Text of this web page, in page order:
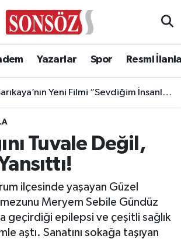
Yazarlar Spor Resmi
Yeni Filmi “Sevdiğim İnsanlar”a Dünyaca Ünlü Oyuncu
Tuvale Değil,
ilçesinde yaşayan Güzel
Meryem Sebile Gündüz
geçirdiği epilepsi ve çeşitli sağlık
aştı. Sanatını sokağa taşıyan
Eczaneler
Yoğunluk Haritası
Durumu ve Fikstür
Haberleri